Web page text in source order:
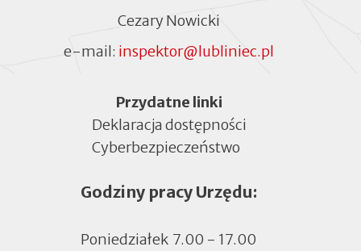
Cezary Nowicki
e-mail: inspektor@lubliniec.pl
MenuPrzydatne linki
Deklaracja dostępności
Cyberbezpieczeństwo
w
zakładce
Godziny pracy Urzędu:
Poniedziałek 7.00 - 17.00